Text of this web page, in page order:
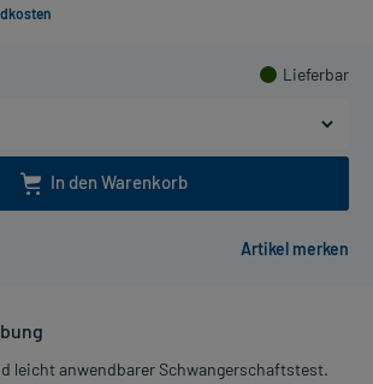
Lieferbar
In den Warenkorb
leicht anwendbarer Schwangerschaftstest.